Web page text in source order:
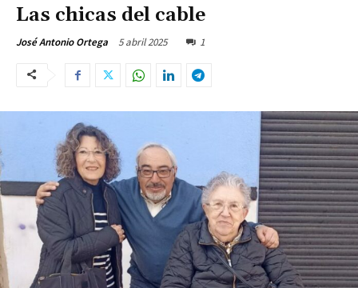
Las chicas del cable
José Antonio Ortega 5 abril 2025 1